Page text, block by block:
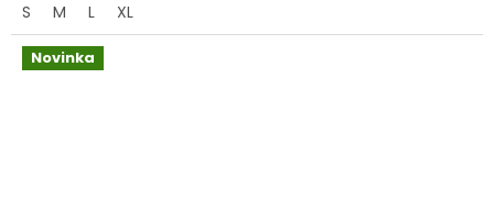
S
M L XL
Novinka